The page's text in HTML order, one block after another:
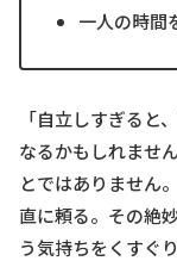
一人の時間
「自立しすぎると
なるかもしれませ
とではありません
直に頼る。その絶
う気持ちをくすぐり